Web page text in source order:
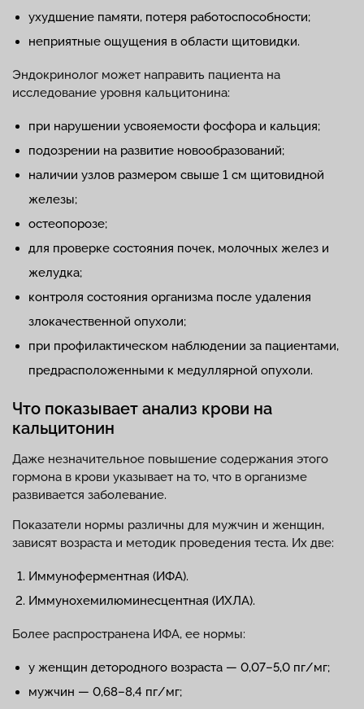
ухудшение памяти, потеря работоспособности;
неприятные ощущения в области щитовидки.
Эндокринолог может направить пациента на
исследование уровня кальцитонина:
при нарушении усвояемости фосфора и кальция;
подозрении на развитие новообразований;
наличии узлов размером свыше 1 см щитовидной
железы;
остеопорозе;
для проверке состояния почек, молочных желез и
желудка;
контроля состояния организма после удаления
злокачественной опухоли;
при профилактическом наблюдении за пациентами,
предрасположенными к медуллярной опухоли.
Что показывает анализ крови на
кальцитонин
Даже незначительное повышение содержания этого
гормона в крови указывает на то, что в организме
развивается заболевание.
Показатели нормы различны для мужчин и женщин,
зависят возраста и методик проведения теста. Их две:
Иммуноферментная (ИФА).
Иммунохемилюминесцентная (ИХЛА).
Более распространена ИФА, ее нормы:
у женщин детородного возраста — 0,07–5,0 пг/мг;
мужчин — 0,68–8,4 пг/мг;